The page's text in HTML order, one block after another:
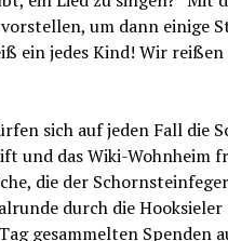
um dann einige
ein jedes Kind! Wir reißen
sich auf jeden Fall die
und das Wiki-Wohnheim
die der Schornsteinfeger
durch die Hooksieler
gesammelten Spenden